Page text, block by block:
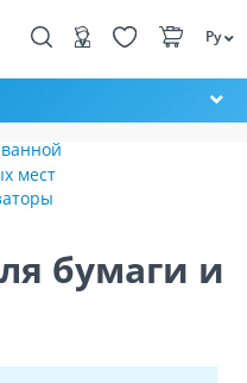
Ру
мест
бумаги и